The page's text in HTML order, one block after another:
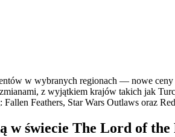
w wybranych regionach — nowe ceny
z wyjątkiem krajów takich jak
Feathers, Star Wars Outlaws oraz
w świecie The Lord of the